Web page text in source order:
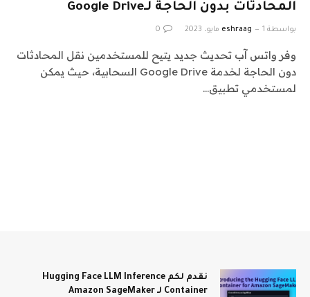
المحادثات بدون الحاجة لـGoogle Drive
بواسطة eshraag 1 مايو، 2023 0
وفر واتس آب تحديث جديد يتيح للمستخدمين نقل المحادثات
دون الحاجة لخدمة Google Drive السحابية، حيث يمكن
لمستخدمي تطبيق…
نقدم لكم Hugging Face LLM Inference
Container لـ Amazon SageMaker